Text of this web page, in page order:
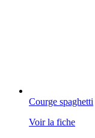
Courge spaghetti
Voir la fiche